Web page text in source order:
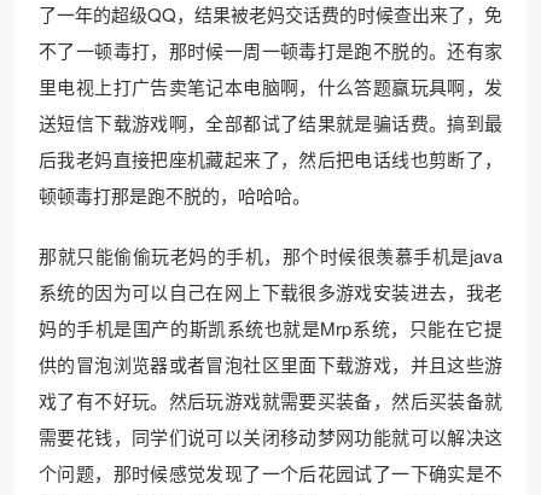
了一年的超级QQ，结果被老妈交话费的时候查出来了，免
不了一顿毒打，那时候一周一顿毒打是跑不脱的。还有家
里电视上打广告卖笔记本电脑啊，什么答题赢玩具啊，发
送短信下载游戏啊，全部都试了结果就是骗话费。搞到最
后我老妈直接把座机藏起来了，然后把电话线也剪断了，
顿顿毒打那是跑不脱的，哈哈哈。
那就只能偷偷玩老妈的手机，那个时候很羡慕手机是java
系统的因为可以自己在网上下载很多游戏安装进去，我老
妈的手机是国产的斯凯系统也就是Mrp系统，只能在它提
供的冒泡浏览器或者冒泡社区里面下载游戏，并且这些游
戏了有不好玩。然后玩游戏就需要买装备，然后买装备就
需要花钱，同学们说可以关闭移动梦网功能就可以解决这
个问题，那时候感觉发现了一个后花园试了一下确实是不